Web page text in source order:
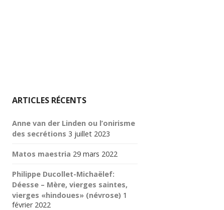
ARTICLES RÉCENTS
Anne van der Linden ou l’onirisme
des secrétions 3 juillet 2023
Matos maestria 29 mars 2022
Philippe Ducollet-Michaëlef:
Déesse – Mère, vierges saintes,
vierges «hindoues» (névrose) 1
février 2022